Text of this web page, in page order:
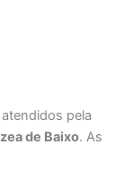
pela
de Baixo. As